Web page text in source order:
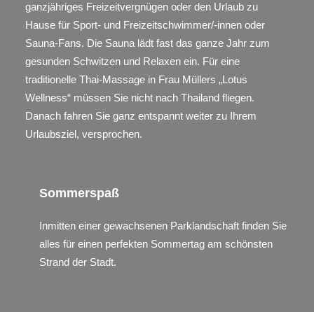
ganzjähriges Freizeitvergnügen oder den Urlaub zu
Hause für Sport- und Freizeitschwimmer/-innen oder
Sauna-Fans. Die Sauna lädt fast das ganze Jahr zum
gesunden Schwitzen und Relaxen ein. Für eine
traditionelle Thai-Massage in Frau Müllers „Lotus
Wellness“ müssen Sie nicht nach Thailand fliegen.
Danach fahren Sie ganz entspannt weiter zu Ihrem
Urlaubsziel, versprochen.
Sommerspaß
Inmitten einer gewachsenen Parklandschaft finden Sie
alles für einen perfekten Sommertag am schönsten
Strand der Stadt.